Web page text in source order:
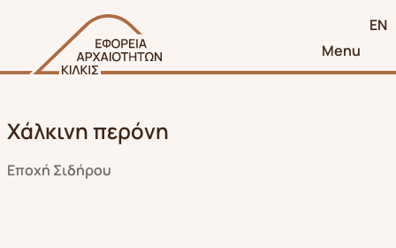
EN
Menu
Χάλκινη περόνη
Εποχή Σιδήρου